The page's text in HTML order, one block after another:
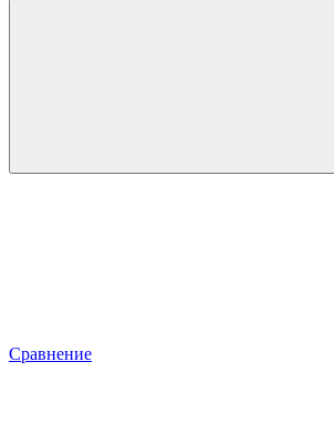
Сравнение